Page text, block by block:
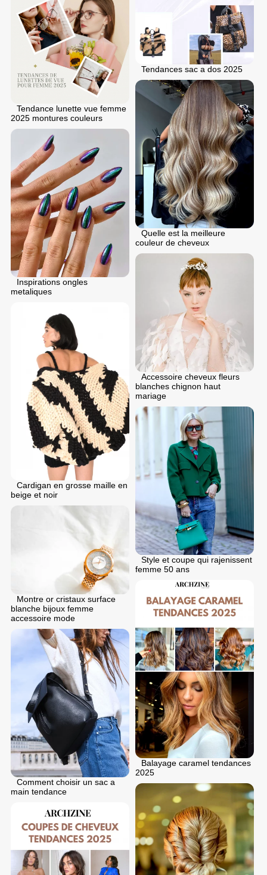
Tendances sac a dos 2025
Tendance lunette vue femme
2025 montures couleurs
Quelle est la meilleure
couleur de cheveux
Inspirations ongles
metaliques
Accessoire cheveux fleurs
blanches chignon haut
mariage
Cardigan en grosse maille en
beige et noir
Style et coupe qui rajenissent
femme 50 ans
Montre or cristaux surface
blanche bijoux femme
accessoire mode
Balayage caramel tendances
2025
Comment choisir un sac a
main tendance